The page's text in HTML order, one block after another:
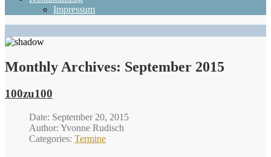
Impressum
Monthly Archives: September 2015
100zu100
Date: September 20, 2015
Author: Yvonne Rudisch
Categories: Termine